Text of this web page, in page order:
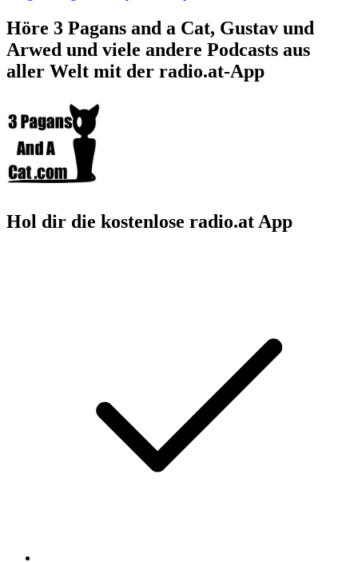
Höre 3 Pagans and a Cat, Gustav und
Arwed und viele andere Podcasts aus
aller Welt mit der radio.at-App
Hol dir die kostenlose radio.at App